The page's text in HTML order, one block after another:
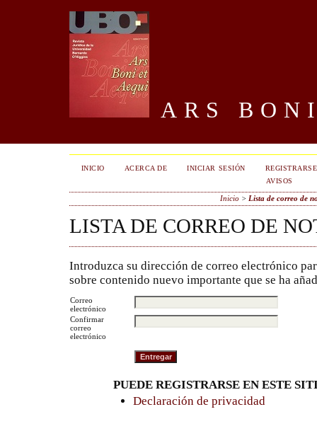
ARS
INICIO ACERCA DE INICIAR SESIÓN
REGISTRARSE
AVISOS
Inicio> Lista de correo de
LISTA DE CORREO DE
Introduzca su dirección de correo electrónico
sobre contenido nuevo importante que se ha
Correo
electrónico
Confirmar
correo
electrónico
PUEDE REGISTRARSE EN ESTE
Declaración de privacidad